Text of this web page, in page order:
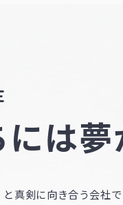
は夢
真剣に向き合う会社で